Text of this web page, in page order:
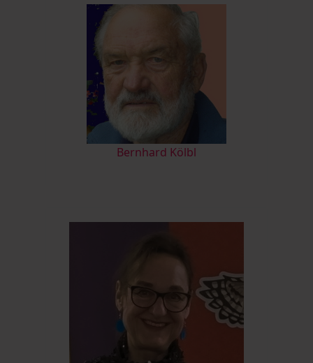
Bernhard Kölbl